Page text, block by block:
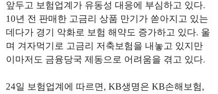
앞두고 보험업계가 유동성 대응에 부심하고 있다.
10년 전 판매한 고금리 상품 만기가 쏟아지고 있는
데다가 경기 악화로 보험 해약도 증가하고 있다. 울
며 겨자먹기로 고금리 저축보험을 내놓고 있지만
이마저도 금융당국 제동으로 어려움을 겪고 있다.
24일 보험업계에 따르면, KB생명은 KB손해보험,